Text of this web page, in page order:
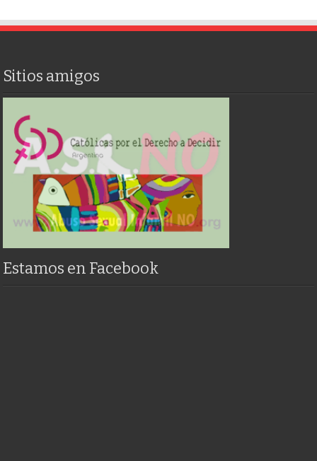
Sitios amigos
Estamos en Facebook